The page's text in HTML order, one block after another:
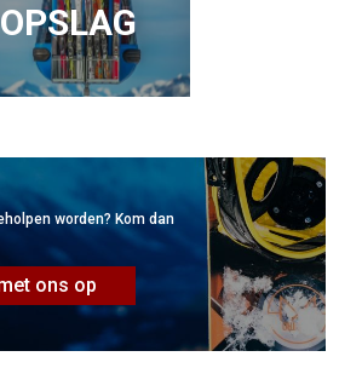
OPSLAG
worden? Kom dan
ons op